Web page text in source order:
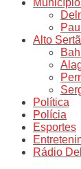
Alto
Política
Polícia
Esportes
Rádio